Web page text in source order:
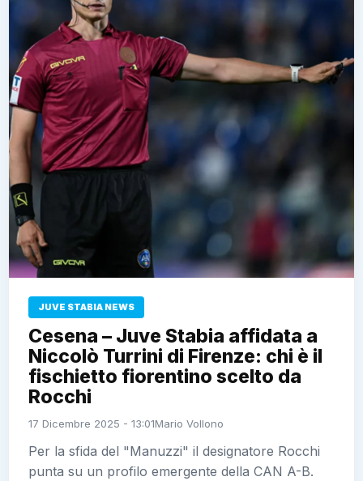
JUVE STABIA NEWS
Cesena – Juve Stabia affidata a
Niccolò Turrini di Firenze: chi è il
fischietto fiorentino scelto da
Rocchi
17 Dicembre 2025 - 13:01Mario Vollono
Per la sfida del "Manuzzi" il designatore Rocchi
punta su un profilo emergente della CAN A-B.